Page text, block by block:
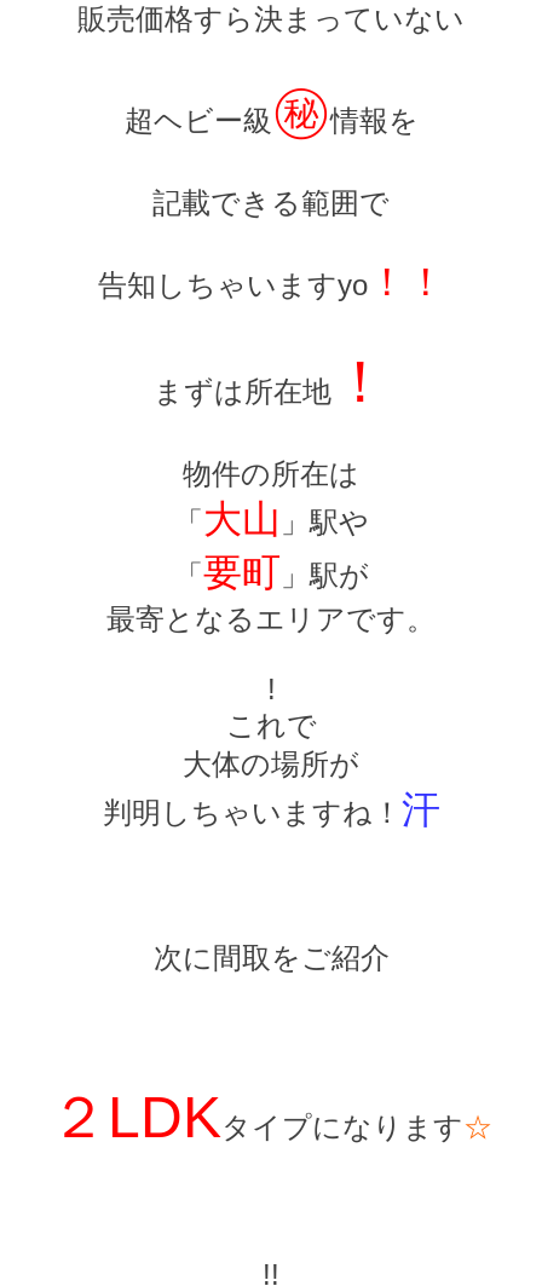
販売価格すら決まっていない
超ヘビー級㊙情報を
記載できる範囲で
告知しちゃいますyo！！
まずは所在地！
物件の所在は
「大山 」駅や
「要町 」駅が
最寄となるエリアです。
!
これで
大体の場所が
判明しちゃいますね！ 汗
次に間取をご紹介
２LDKタイプになります☆
!!